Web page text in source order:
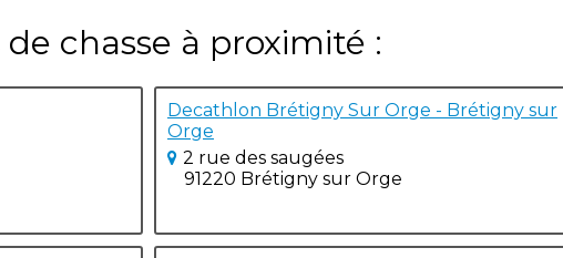
chasse à proximité :
Decathlon Brétigny Sur Orge - Brétigny sur
Orge
2 rue des saugées
91220 Brétigny sur Orge